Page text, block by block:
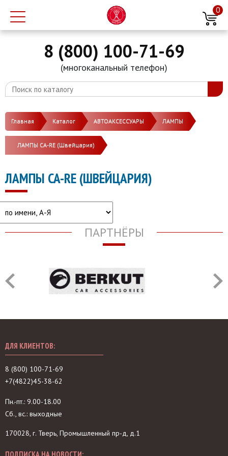
0
8 (800) 100-71-69
(многоканальный телефон)
Главная Каталог АВТОАКСЕССУАРЫ ЛАМПЫ
ЛАМПЫ CA-RE (Швейцария)
ЛАМПЫ CA-RE (ШВЕЙЦАРИЯ)
ПАРТНЁРЫ
ДЛЯ КЛИЕНТОВ:
8 (800) 100-71-69
+7(4822)45-38-62
Пн.-пт.: 9.00-18.00
Сб., вс.: выходные
170028, г. Тверь, Промышленный пр-д, д.1
ПОДПИСКА НА НОВОСТИ: